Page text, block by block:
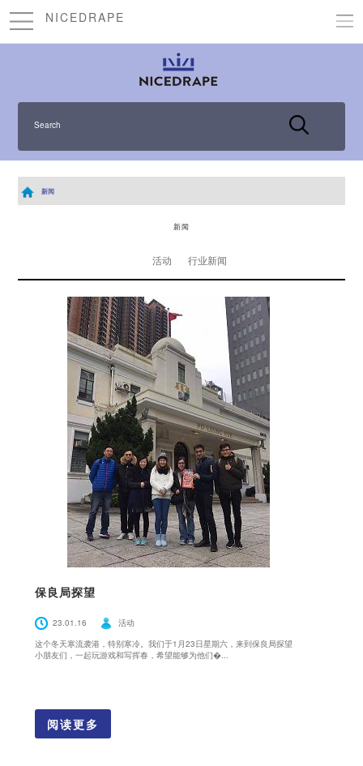
NICEDRAPE
Search
新闻
新闻
活动 行业新闻
保良局探望
23.01.16
活动
这个冬天寒流袭港，特别寒冷。我们于1月23日星期六，来到保良局探望
小朋友们，一起玩游戏和写挥春，希望能够为他们�...
阅读更多